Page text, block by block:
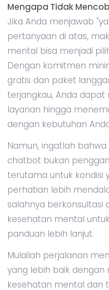
Mengapa Tidak
Jika Anda menjawab
pertanyaan di atas,
mental bisa menjadi
Dengan komitmen
gratis dan paket
terjangkau, Anda
layanan hingga
dengan kebutuhan
Namun, ingatlah
chatbot bukan
terutama untuk kondisi
perhatian lebih
salahnya berkonsultasi
kesehatan mental
panduan lebih lanjut.
Mulailah perjalanan
yang lebih baik
kesehatan mental dan